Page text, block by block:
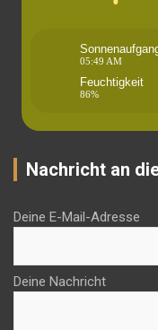
05:49 AM
Feuchtigkeit
86%
Nachricht an
Deine E-Mail-Adresse
Deine Nachricht